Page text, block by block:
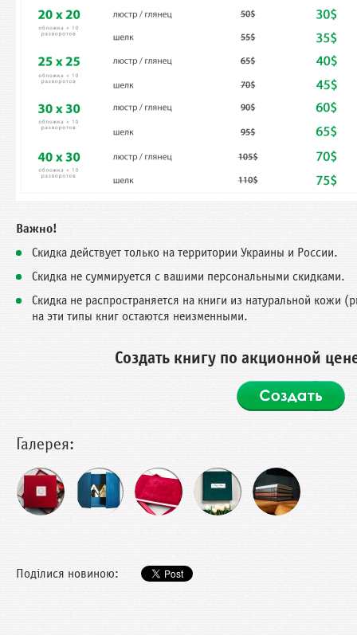
Важно!
Скидка действует только на территории Украины и России.
Скидка не суммируется с вашими персональными скидками.
Скидка не распространяется на книги из натуральной кожи
на эти типы книг остаются неизменными.
Создать книгу по акционной
Галерея:
Поділися новиною: